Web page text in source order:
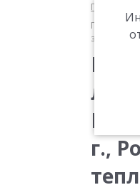
Главная
Практика
завод
г.,